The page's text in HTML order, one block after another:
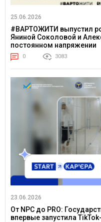
25.06.2026
#ВАРТОЖИТИ выпустил
Яниной Соколовой и
постоянном напряжении
0 3083
23.06.2026
От NPC до PRO:
впервые запустила